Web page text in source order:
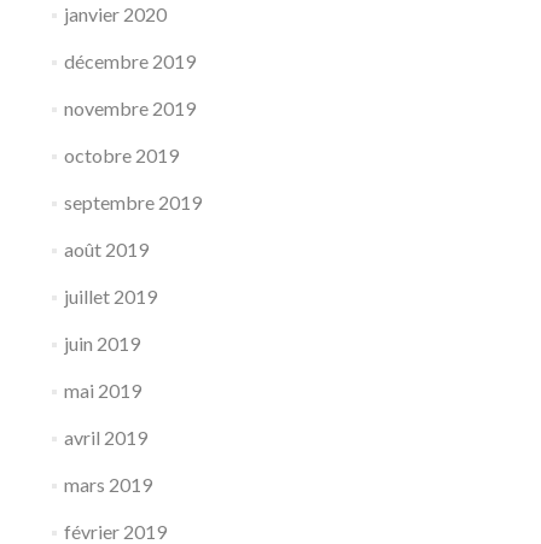
janvier 2020
décembre 2019
novembre 2019
octobre 2019
septembre 2019
août 2019
juillet 2019
juin 2019
mai 2019
avril 2019
mars 2019
février 2019